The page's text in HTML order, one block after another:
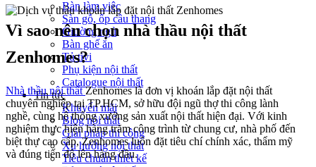
Bàn làm việc
Sàn gỗ, ốp cầu thang
Giường ngủ
Bàn ghế ăn
Tủ tivi
Phụ kiện nội thất
Catalogue nội thất
Tin tức
Khuyến mãi
Blog nội thất
Giải pháp thi công
Xu hướng nội thất
Tiêu chuẩn thiết kế
Vì sao nên chọn nhà thầu nội thất
Zenhomes?
Nhà thầu nội thấtZenhomes là đơn vị khoán lắp đặt nội thất
chuyên nghiệp tại TP.HCM, sở hữu đội ngũ thợ thi công lành
nghề, cùng hệ thống xưởng sản xuất nội thất hiện đại. Với kinh
nghiệm thực hiện hàng trăm công trình từ chung cư, nhà phố đến
biệt thự cao cấp, Zenhomes luôn đặt tiêu chí chính xác, thẩm mỹ
và đúng tiến độ lên hàng đầu.